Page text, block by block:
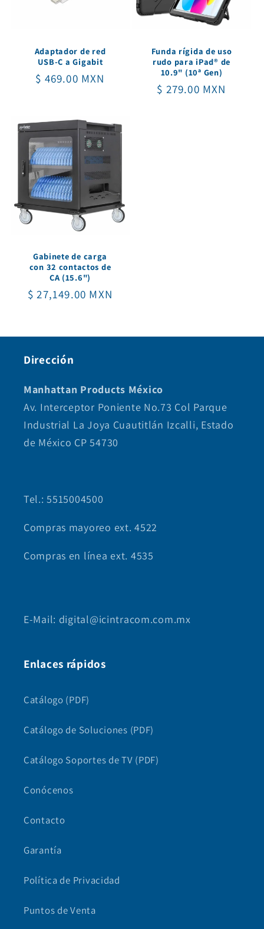
Adaptador de red
USB-C a Gigabit
Precio
$ 469.00 MXN
Funda rígida de uso
rudo para iPad® de
10.9" (10ª Gen)
Precio
$ 279.00 MXN
Gabinete de carga
con 32 contactos de
CA (15.6")
Precio
$ 27,149.00 MXN
Dirección
Manhattan Products México
Av. Interceptor Poniente No.73 Col Parque
Industrial La Joya Cuautitlán Izcalli, Estado
de México CP 54730
Tel.: 5515004500
Compras mayoreo ext. 4522
Compras en línea ext. 4535
E-Mail: digital@icintracom.com.mx
Enlaces rápidos
Catálogo (PDF)
Catálogo de Soluciones (PDF)
Catálogo Soportes de TV (PDF)
Conócenos
Contacto
Garantía
Política de Privacidad
Puntos de Venta